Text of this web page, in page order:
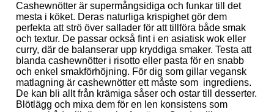
Cashewnötter är supermångsidiga och funkar till det
mesta i köket. Deras naturliga krispighet gör dem
perfekta att strö över sallader för att tillföra både smak
och textur. De passar också fint i en asiatisk wok eller
curry, där de balanserar upp kryddiga smaker. Testa att
blanda cashewnötter i risotto eller pasta för en snabb
och enkel smakförhöjning. För dig som gillar vegansk
matlagning är cashewnötter ett måste som ingrediens.
De kan bli allt från krämiga såser och ostar till desserter.
Blötlägg och mixa dem för en len konsistens som